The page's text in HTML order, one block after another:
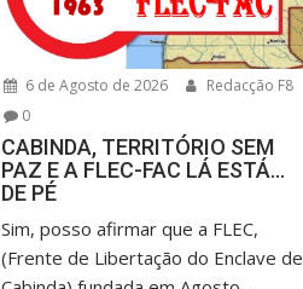
6 de Agosto de 2026
Redacção F8
0
CABINDA, TERRITÓRIO SEM
PAZ E A FLEC-FAC LÁ ESTÁ…
DE PÉ
Sim, posso afirmar que a FLEC,
(Frente de Libertação do Enclave de